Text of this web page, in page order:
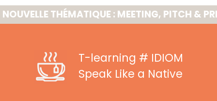
THÉMATIQUE : MEETING, PITCH &
T-learning # IDIOM
Speak Like a Native